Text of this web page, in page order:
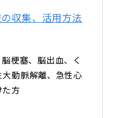
収集、活用方法
梗塞、脳出血、く
動脈解離、急性心
方